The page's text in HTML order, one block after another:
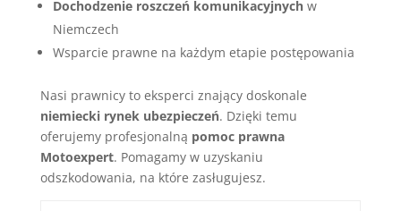
Dochodzenie roszczeń komunikacyjnychw
Niemczech
Wsparcie prawne na każdym etapie postępowania
Nasi prawnicy to eksperci znający doskonale
niemiecki rynek ubezpieczeń. Dzięki temu
oferujemy profesjonalną pomoc prawna
Motoexpert. Pomagamy w uzyskaniu
odszkodowania, na które zasługujesz.